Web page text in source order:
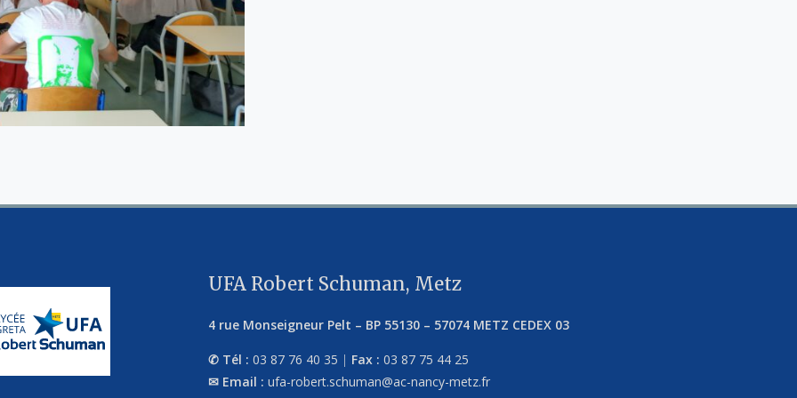
UFA Robert Schuman, Metz
4 rue Monseigneur Pelt – BP 55130 – 57074 METZ CEDEX 03
Tél : 03 87 76 40 35 | Fax : 03 87 75 44 25
Email : ufa-robert.schuman@ac-nancy-metz.fr